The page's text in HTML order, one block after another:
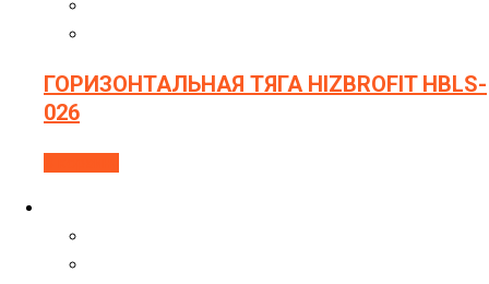
ГОРИЗОНТАЛЬНАЯ ТЯГА HIZBROFIT HBLS-
026